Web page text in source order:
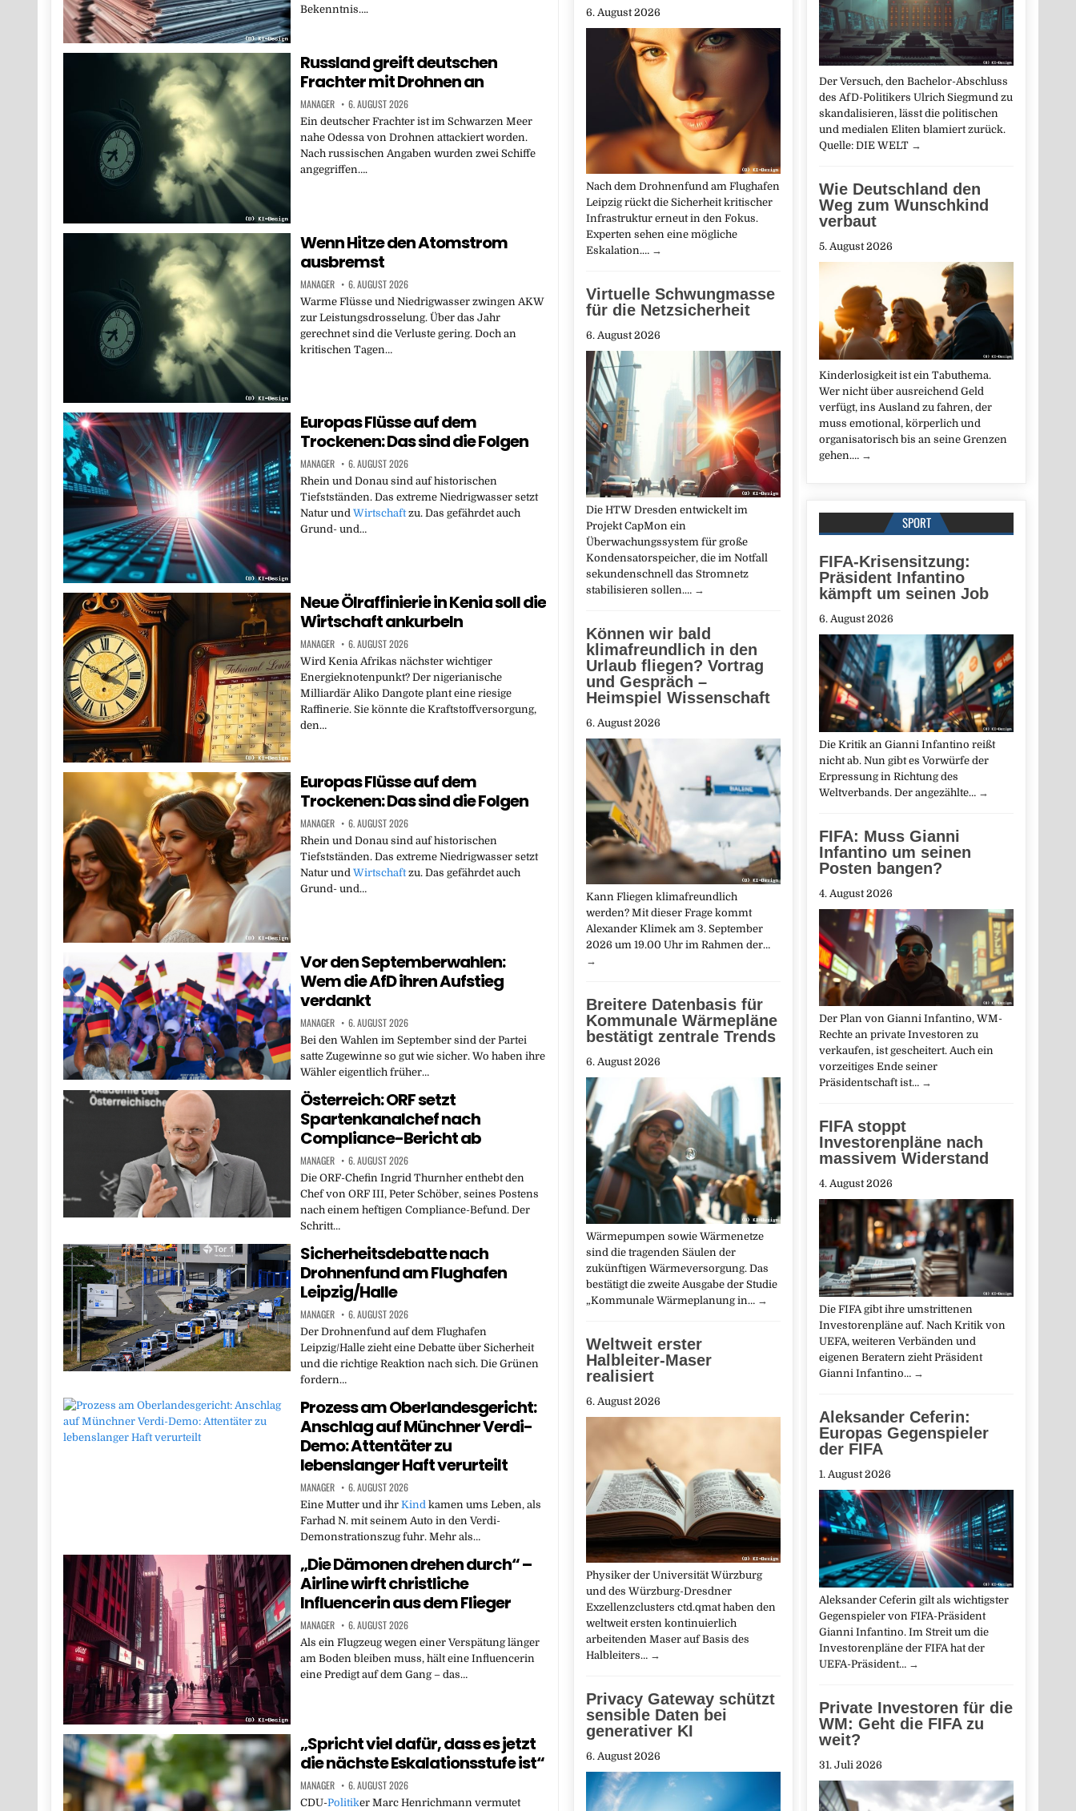
Bekenntnis….
Russland greift deutschen
Frachter mit Drohnen an
MANAGER 6. AUGUST 2026
Ein deutscher Frachter ist im Schwarzen Meer
nahe Odessa von Drohnen attackiert worden.
Nach russischen Angaben wurden zwei Schiffe
angegriffen….
Wenn Hitze den Atomstrom
ausbremst
MANAGER 6. AUGUST 2026
Warme Flüsse und Niedrigwasser zwingen AKW
zur Leistungsdrosselung. Über das Jahr
gerechnet sind die Verluste gering. Doch an
kritischen Tagen…
Europas Flüsse auf dem
Trockenen: Das sind die Folgen
MANAGER 6. AUGUST 2026
Rhein und Donau sind auf historischen
Tiefstständen. Das extreme Niedrigwasser setzt
Natur und Wirtschaftzu. Das gefährdet auch
Grund- und…
Neue Ölraffinierie in Kenia soll die
Wirtschaft ankurbeln
MANAGER 6. AUGUST 2026
Wird Kenia Afrikas nächster wichtiger
Energieknotenpunkt? Der nigerianische
Milliardär Aliko Dangote plant eine riesige
Raffinerie. Sie könnte die Kraftstoffversorgung,
den…
Europas Flüsse auf dem
Trockenen: Das sind die Folgen
MANAGER 6. AUGUST 2026
Rhein und Donau sind auf historischen
Tiefstständen. Das extreme Niedrigwasser setzt
Natur und Wirtschaftzu. Das gefährdet auch
Grund- und…
Vor den Septemberwahlen:
Wem die AfD ihren Aufstieg
verdankt
MANAGER 6. AUGUST 2026
Bei den Wahlen im September sind der Partei
satte Zugewinne so gut wie sicher. Wo haben ihre
Wähler eigentlich früher…
Österreich: ORF setzt
Spartenkanalchef nach
Compliance-Bericht ab
MANAGER 6. AUGUST 2026
Die ORF-Chefin Ingrid Thurnher enthebt den
Chef von ORF III, Peter Schöber, seines Postens
nach einem heftigen Compliance-Befund. Der
Schritt…
Sicherheitsdebatte nach
Drohnenfund am Flughafen
Leipzig/Halle
MANAGER 6. AUGUST 2026
Der Drohnenfund auf dem Flughafen
Leipzig/Halle zieht eine Debatte über Sicherheit
und die richtige Reaktion nach sich. Die Grünen
fordern…
Prozess am Oberlandesgericht:
Anschlag auf Münchner Verdi-
Demo: Attentäter zu
lebenslanger Haft verurteilt
MANAGER 6. AUGUST 2026
Eine Mutter und ihr Kind kamen ums Leben, als
Farhad N. mit seinem Auto in den Verdi-
Demonstrationszug fuhr. Mehr als…
„Die Dämonen drehen durch“ –
Airline wirft christliche
Influencerin aus dem Flieger
MANAGER 6. AUGUST 2026
Als ein Flugzeug wegen einer Verspätung länger
am Boden bleiben muss, hält eine Influencerin
eine Predigt auf dem Gang – das…
„Spricht viel dafür, dass es jetzt
die nächste Eskalationsstufe ist“
MANAGER 6. AUGUST 2026
CDU-Politiker Marc Henrichmann vermutet
Der Versuch, den Bachelor-Abschluss
des AfD-Politikers Ulrich Siegmund zu
skandalisieren, lässt die politischen
und medialen Eliten blamiert zurück.
Quelle: DIE WELT →
Wie Deutschland den
Weg zum Wunschkind
verbaut
5. August 2026
Kinderlosigkeit ist ein Tabuthema.
Wer nicht über ausreichend Geld
verfügt, ins Ausland zu fahren, der
muss emotional, körperlich und
organisatorisch bis an seine Grenzen
gehen.… →
SPORT
FIFA-Krisensitzung:
Präsident Infantino
kämpft um seinen Job
6. August 2026
Die Kritik an Gianni Infantino reißt
nicht ab. Nun gibt es Vorwürfe der
Erpressung in Richtung des
Weltverbands. Der angezählte… →
FIFA: Muss Gianni
Infantino um seinen
Posten bangen?
4. August 2026
Der Plan von Gianni Infantino, WM-
Rechte an private Investoren zu
verkaufen, ist gescheitert. Auch ein
vorzeitiges Ende seiner
Präsidentschaft ist… →
FIFA stoppt
Investorenpläne nach
massivem Widerstand
4. August 2026
Die FIFA gibt ihre umstrittenen
Investorenpläne auf. Nach Kritik von
UEFA, weiteren Verbänden und
eigenen Beratern zieht Präsident
Gianni Infantino… →
Aleksander Ceferin:
Europas Gegenspieler
der FIFA
1. August 2026
Aleksander Ceferin gilt als wichtigster
Gegenspieler von FIFA-Präsident
Gianni Infantino. Im Streit um die
Investorenpläne der FIFA hat der
UEFA-Präsident… →
Private Investoren für die
WM: Geht die FIFA zu
weit?
31. Juli 2026
6. August 2026
Nach dem Drohnenfund am Flughafen
Leipzig rückt die Sicherheit kritischer
Infrastruktur erneut in den Fokus.
Experten sehen eine mögliche
Eskalation.… →
Virtuelle Schwungmasse
für die Netzsicherheit
6. August 2026
Die HTW Dresden entwickelt im
Projekt CapMon ein
Überwachungssystem für große
Kondensatorspeicher, die im Notfall
sekundenschnell das Stromnetz
stabilisieren sollen.… →
Können wir bald
klimafreundlich in den
Urlaub fliegen? Vortrag
und Gespräch –
Heimspiel Wissenschaft
6. August 2026
Kann Fliegen klimafreundlich
werden? Mit dieser Frage kommt
Alexander Klimek am 3. September
2026 um 19.00 Uhr im Rahmen der…
→
Breitere Datenbasis für
Kommunale Wärmepläne
bestätigt zentrale Trends
6. August 2026
Wärmepumpen sowie Wärmenetze
sind die tragenden Säulen der
zukünftigen Wärmeversorgung. Das
bestätigt die zweite Ausgabe der Studie
„Kommunale Wärmeplanung in… →
Weltweit erster
Halbleiter-Maser
realisiert
6. August 2026
Physiker der Universität Würzburg
und des Würzburg-Dresdner
Exzellenzclusters ctd.qmat haben den
weltweit ersten kontinuierlich
arbeitenden Maser auf Basis des
Halbleiters… →
Privacy Gateway schützt
sensible Daten bei
generativer KI
6. August 2026